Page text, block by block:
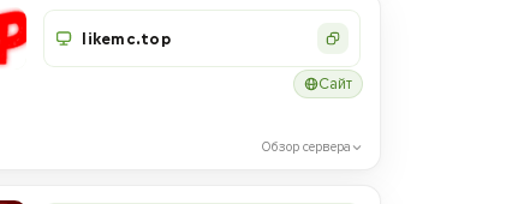
likemc.top
Сайт
Обзор сервера